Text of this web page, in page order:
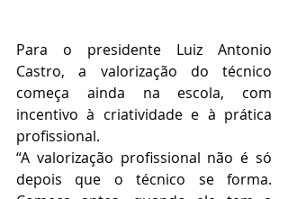
Para o presidente Luiz Antonio
Castro, a valorização do técnico
começa ainda na escola, com
incentivo à criatividade e à prática
profissional.
“A valorização profissional não é só
depois que o técnico se forma.